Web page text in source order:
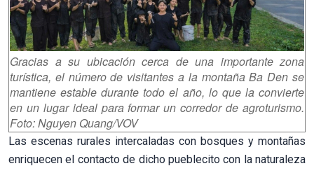
Gracias a su ubicación cerca de una importante zona
turística, el número de visitantes a la montaña Ba Den se
mantiene estable durante todo el año, lo que la convierte
en un lugar ideal para formar un corredor de agroturismo.
Foto: Nguyen Quang/VOV
Las escenas rurales intercaladas con bosques y montañas
enriquecen el contacto de dicho pueblecito con la naturaleza